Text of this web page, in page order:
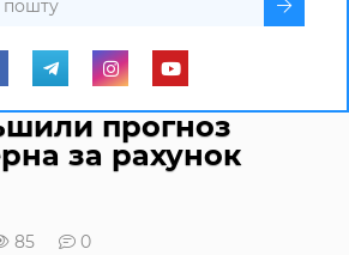
прогноз
за рахунок
85 0